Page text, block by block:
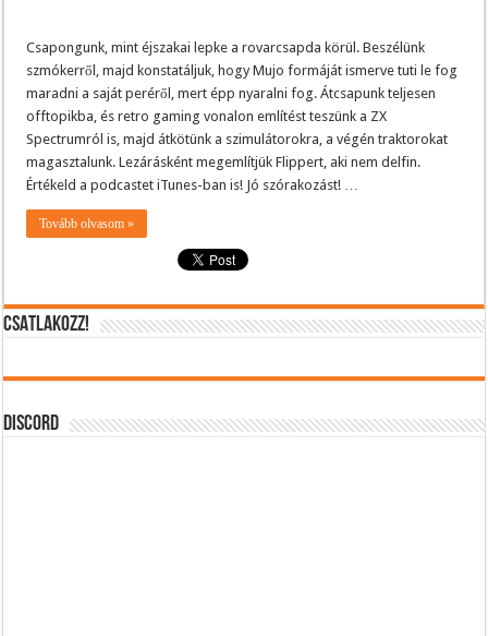
Csapongunk, mint éjszakai lepke a rovarcsapda körül. Beszélünk
szmókerről, majd konstatáljuk, hogy Mujo formáját ismerve tuti le fog
maradni a saját peréről, mert épp nyaralni fog. Átcsapunk teljesen
offtopikba, és retro gaming vonalon említést teszünk a ZX
Spectrumról is, majd átkötünk a szimulátorokra, a végén traktorokat
magasztalunk. Lezárásként megemlítjük Flippert, aki nem delfin.
Értékeld a podcastet iTunes-ban is! Jó szórakozást! …
Tovább olvasom »
CSATLAKOZZ!
DISCORD